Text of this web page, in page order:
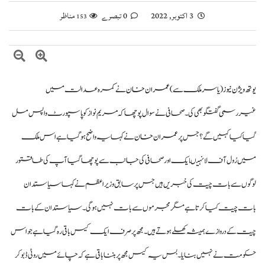
3 اکتوبر, 2022 153مناظر
یوتھ ویژن نیوز(یاسر ملک سے )عمران خاننے کمرہ عدالت میں
غیررسمی گفتگو بھی کی ۔ صحافی نے سوال پوچھا کہ مریم نواز کو پاسپورٹ واپس مل
گیا کیا کہیں گے؟ جس پرعمران خاننے کہا یہ واضح ہو گیا ہے اس ملک
میں رُول آف لا نہیںایک اور صحافی کی جانب سے پوچھا گیا آپ کی طاقتور
لوگوں سے بات چیت کی خبریں ہیں جس پر سابق وزیراعظم نے کہا سیاستدان
بات چیت کیا کرتا ہے مگر مجرموں سے بات نہیں ہو گی۔ سیاستدان کے بات
چیت کے دروازے ہمیشہ کھلے ہوتے ہیں۔ مجھ پر صرف ایک کیس باقی رہ گیا ہے جو اس
حکومت نے نہیں بنایا۔ بس یہ کیس مجھ پر بننا باقی ہے کہ چائے میں روٹی ڈبو کر